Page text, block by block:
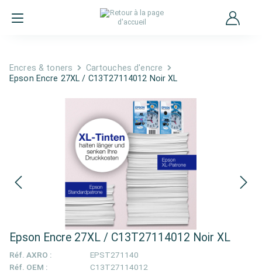
Encres & toners
Cartouches d'encre
Epson Encre 27XL / C13T27114012 Noir XL
Epson Encre 27XL / C13T27114012 Noir XL
Réf. AXRO :
EPST271140
Réf. OEM :
C13T27114012